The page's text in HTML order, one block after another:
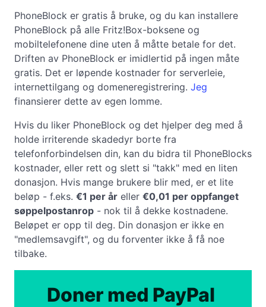
PhoneBlock er gratis å bruke, og du kan installere
PhoneBlock på alle Fritz!Box-boksene og
mobiltelefonene dine uten å måtte betale for det.
Driften av PhoneBlock er imidlertid på ingen måte
gratis. Det er løpende kostnader for serverleie,
internettilgang og domeneregistrering. Jeg
finansierer dette av egen lomme.
Hvis du liker PhoneBlock og det hjelper deg med å
holde irriterende skadedyr borte fra
telefonforbindelsen din, kan du bidra til PhoneBlocks
kostnader, eller rett og slett si "takk" med en liten
donasjon. Hvis mange brukere blir med, er et lite
beløp - f.eks. €1 per år eller €0,01 per oppfanget
søppelpostanrop - nok til å dekke kostnadene.
Beløpet er opp til deg. Din donasjon er ikke en
"medlemsavgift", og du forventer ikke å få noe
tilbake.
Doner med PayPal